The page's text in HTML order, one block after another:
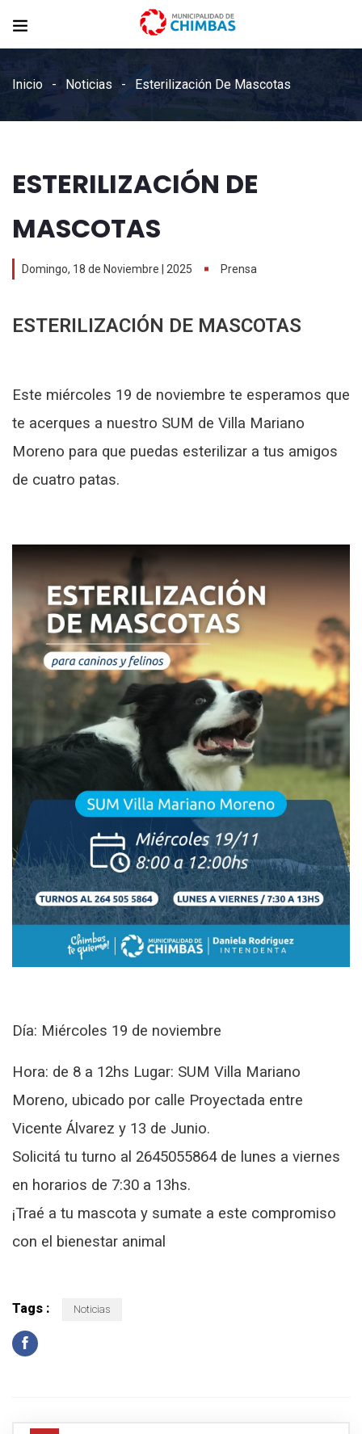
Inicio Noticias Esterilización De Mascotas
ESTERILIZACIÓN DE
MASCOTAS
Domingo, 18 de Noviembre | 2025 Prensa
ESTERILIZACIÓN DE MASCOTAS
Este miércoles 19 de noviembre te esperamos que
te acerques a nuestro SUM de Villa Mariano
Moreno para que puedas esterilizar a tus amigos
de cuatro patas.
Día: Miércoles 19 de noviembre
Hora: de 8 a 12hs Lugar: SUM Villa Mariano
Moreno, ubicado por calle Proyectada entre
Vicente Álvarez y 13 de Junio.
Solicitá tu turno al 2645055864 de lunes a viernes
en horarios de 7:30 a 13hs.
¡Traé a tu mascota y sumate a este compromiso
con el bienestar animal
Tags : Noticias